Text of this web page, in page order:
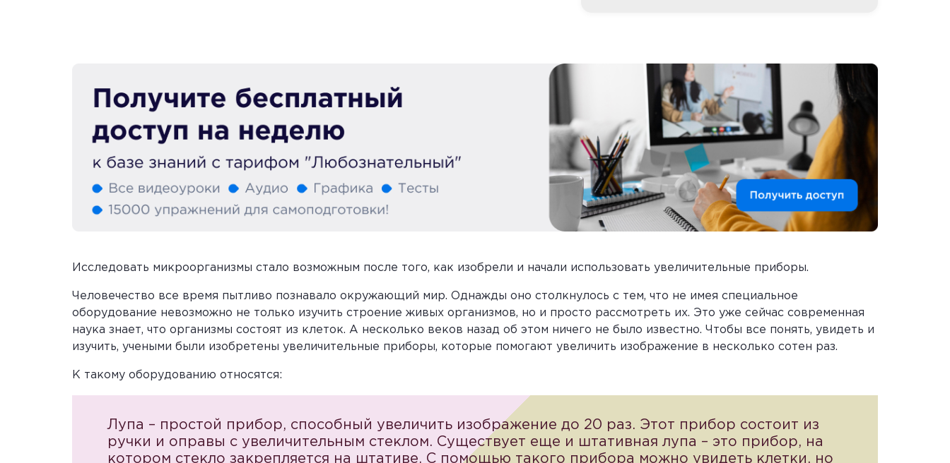
Исследовать микроорганизмы стало возможным после того, как изобрели и начали использовать увеличительные приборы.
Человечество все время пытливо познавало окружающий мир. Однажды оно столкнулось с тем, что не имея специальное
оборудование невозможно не только изучить строение живых организмов, но и просто рассмотреть их. Это уже сейчас современная
наука знает, что организмы состоят из клеток. А несколько веков назад об этом ничего не было известно. Чтобы все понять, увидеть и
изучить, учеными были изобретены увеличительные приборы, которые помогают увеличить изображение в несколько сотен раз.
К такому оборудованию относятся:
Лупа – простой прибор, способный увеличить изображение до 20 раз. Этот прибор состоит из
ручки и оправы с увеличительным стеклом. Существует еще и штативная лупа – это прибор, на
котором стекло закрепляется на штативе. С помощью такого прибора можно увидеть клетки, но